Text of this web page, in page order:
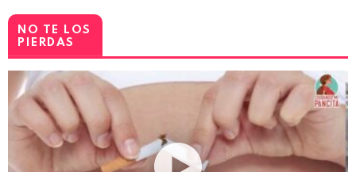
NO TE LOS
PIERDAS